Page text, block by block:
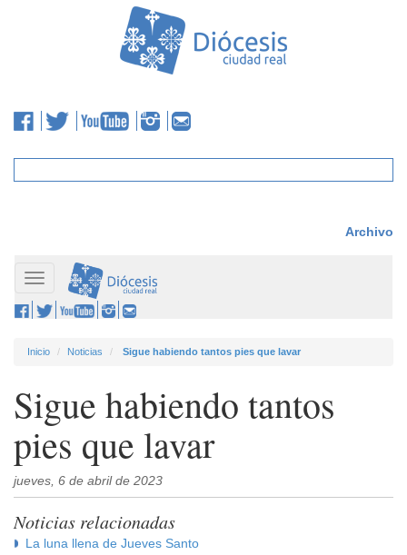
Archivo
Toggle
navigation
Inicio Noticias Sigue habiendo tantos pies que lavar
Sigue habiendo tantos
pies que lavar
jueves, 6 de abril de 2023
Noticias relacionadas
La luna llena de Jueves Santo